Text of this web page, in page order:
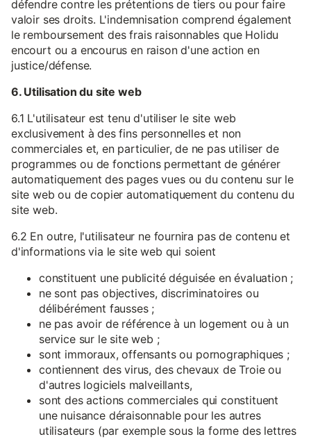
défendre contre les prétentions de tiers ou pour faire
valoir ses droits. L'indemnisation comprend également
le remboursement des frais raisonnables que Holidu
encourt ou a encourus en raison d'une action en
justice/défense.
6. Utilisation du site web
6.1 L'utilisateur est tenu d'utiliser le site web
exclusivement à des fins personnelles et non
commerciales et, en particulier, de ne pas utiliser de
programmes ou de fonctions permettant de générer
automatiquement des pages vues ou du contenu sur le
site web ou de copier automatiquement du contenu du
site web.
6.2 En outre, l'utilisateur ne fournira pas de contenu et
d'informations via le site web qui soient
constituent une publicité déguisée en évaluation ;
ne sont pas objectives, discriminatoires ou
délibérément fausses ;
ne pas avoir de référence à un logement ou à un
service sur le site web ;
sont immoraux, offensants ou pornographiques ;
contiennent des virus, des chevaux de Troie ou
d'autres logiciels malveillants,
sont des actions commerciales qui constituent
une nuisance déraisonnable pour les autres
utilisateurs (par exemple sous la forme des lettres